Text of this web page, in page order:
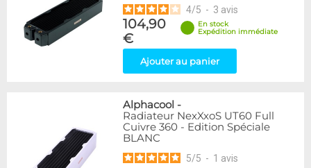
4/5 - 3 avis
104,90
€
En stock
Expédition immédiate
Ajouter au panier
Alphacool -
Radiateur NexXxoS UT60 Full
Cuivre 360 - Edition Spéciale
BLANC
5/5 - 1 avis